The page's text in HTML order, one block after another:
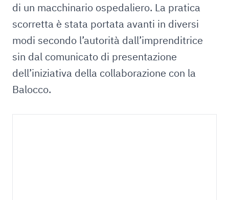
di un macchinario ospedaliero. La pratica
scorretta è stata portata avanti in diversi
modi secondo l’autorità dall’imprenditrice
sin dal comunicato di presentazione
dell’iniziativa della collaborazione con la
Balocco.